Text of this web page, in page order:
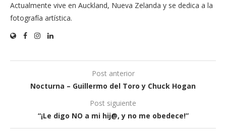
Actualmente vive en Auckland, Nueva Zelanda y se dedica a la
fotografía artística.
Post anterior
Nocturna – Guillermo del Toro y Chuck Hogan
Post siguiente
“¡Le digo NO a mi hij@, y no me obedece!”